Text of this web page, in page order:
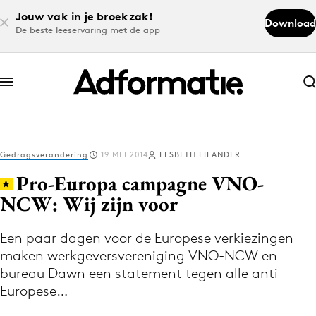
Jouw vak in je broekzak!
De beste leeservaring met de app
Download
Abonneer nu
Abonneer nu
Log in
Download de app
Volg het laatste nieuws via de Adformatie
Nieuws app
Gedragsverandering 19 MEI 2014 ELSBETH EILANDER
Pro-Europa campagne VNO-
NCW: Wij zijn voor
Een paar dagen voor de Europese verkiezingen
maken werkgeversvereniging VNO-NCW en
bureau Dawn een statement tegen alle anti-
Europese…